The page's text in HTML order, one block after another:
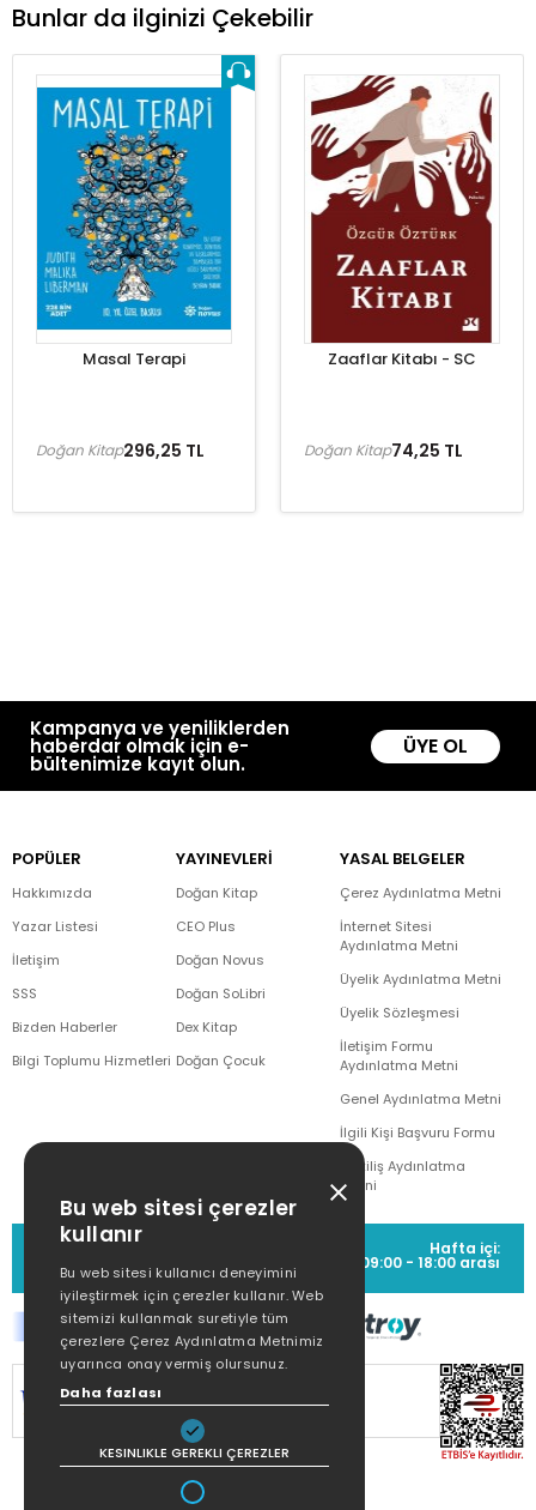
Bunlar da ilginizi Çekebilir
Masal Terapi
296,25 TL
Doğan Kitap
Zaaflar Kitabı - SC
74,25 TL
Doğan Kitap
Kampanya ve yeniliklerden
haberdar olmak için e-
bültenimize kayıt olun.
ÜYE OL
POPÜLER
Hakkımızda
Yazar Listesi
İletişim
SSS
Bizden Haberler
Bilgi Toplumu Hizmetleri
YAYINEVLERİ
Doğan Kitap
CEO Plus
Doğan Novus
Doğan SoLibri
Dex Kitap
Doğan Çocuk
YASAL BELGELER
Çerez Aydınlatma Metni
İnternet Sitesi
Aydınlatma Metni
Üyelik Aydınlatma Metni
Üyelik Sözleşmesi
İletişim Formu
Aydınlatma Metni
Genel Aydınlatma Metni
İlgili Kişi Başvuru Formu
Çekiliş Aydınlatma
Metni
MÜŞTERİ HİZMETLERİ
(0212) 373 77 00
Hafta içi:
09:00 - 18:00 arası
SİTEMİZ
KORUNMAKTADIR.
Bu web sitesi çerezler
kullanır
Bu web sitesi kullanıcı deneyimini
iyileştirmek için çerezler kullanır. Web
sitemizi kullanmak suretiyle tüm
çerezlere Çerez Aydınlatma Metnimiz
uyarınca onay vermiş olursunuz.
Daha fazlası
KESINLIKLE GEREKLI ÇEREZLER